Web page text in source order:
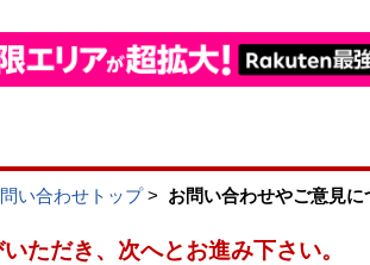
い合わせトップ> お問い合わせやご意見に
ただき、次へとお進み下さい。